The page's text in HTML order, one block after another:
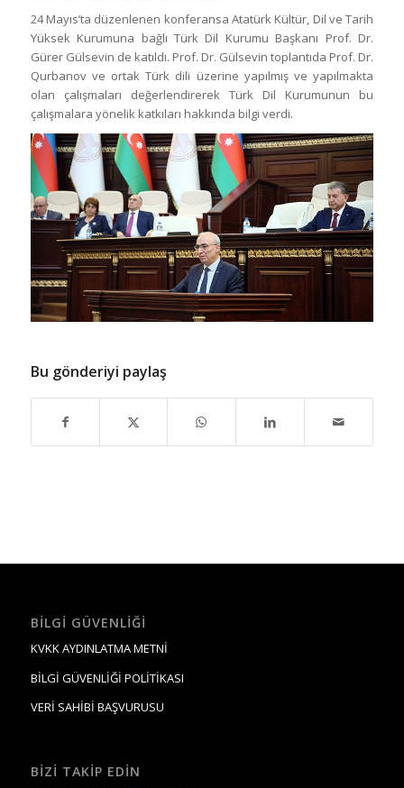
24 Mayıs’ta düzenlenen konferansa Atatürk Kültür, Dil ve Tarih
Yüksek Kurumuna bağlı Türk Dil Kurumu Başkanı Prof. Dr.
Gürer Gülsevin de katıldı. Prof. Dr. Gülsevin toplantıda Prof. Dr.
Qurbanov ve ortak Türk dili üzerine yapılmış ve yapılmakta
olan çalışmaları değerlendirerek Türk Dil Kurumunun bu
çalışmalara yönelik katkıları hakkında bilgi verdi.
Bu gönderiyi paylaş
BILGI GÜVENLIĞI
KVKK AYDINLATMA METNİ
BİLGİ GÜVENLİĞİ POLİTİKASI
VERİ SAHİBİ BAŞVURUSU
BIZI TAKIP EDIN